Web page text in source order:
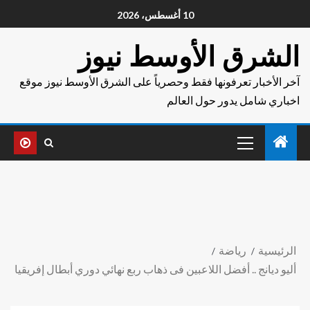
10 أغسطس، 2026
الشرق الأوسط نيوز
آخر الأخبار تعرفونها فقط وحصرياً على الشرق الأوسط نيوز موقع
اخباري شامل يدور حول العالم
الرئيسية
رياضة
أليو ديانج .. أفضل اللاعبين فى ذهاب ربع نهائي دوري أبطال إفريقيا